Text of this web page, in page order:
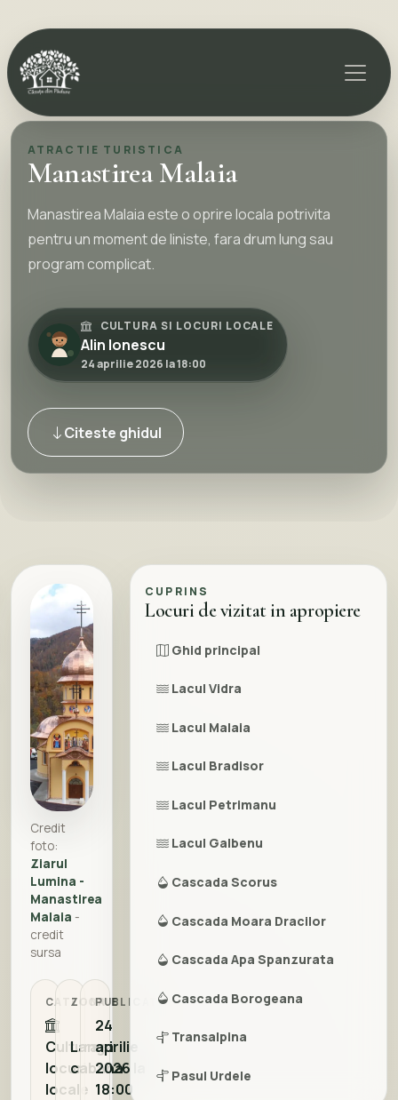
ATRACTIE TURISTICA
Manastirea Malaia
Manastirea Malaia este o oprire locala potrivita
pentru un moment de liniste, fara drum lung sau
program complicat.
CULTURA SI LOCURI LOCALE
Alin Ionescu
24 aprilie 2026 la 18:00
Citeste ghidul
Credit
foto:
Ziarul
Lumina -
Manastirea
Malaia -
credit
sursa
CATEGORIE
Cultura si
locuri
locale
ZONA
Langa
cabana
PUBLICAT
24
aprilie
2026 la
18:00
CUPRINS
Locuri de vizitat in apropiere
Ghid principal
Lacul Vidra
Lacul Malaia
Lacul Bradisor
Lacul Petrimanu
Lacul Galbenu
Cascada Scorus
Cascada Moara Dracilor
Cascada Apa Spanzurata
Cascada Borogeana
Transalpina
Pasul Urdele